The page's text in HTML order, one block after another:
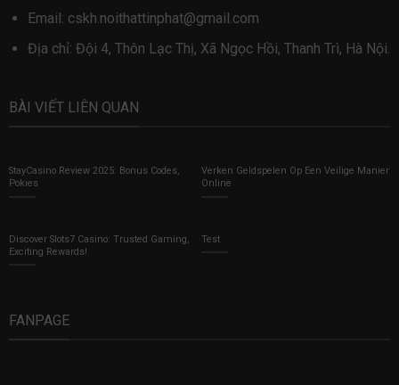
Email: cskh.noithattinphat@gmail.com
Địa chỉ: Đội 4, Thôn Lạc Thị, Xã Ngọc Hồi, Thanh Trì, Hà Nội.
BÀI VIẾT LIÊN QUAN
StayCasino Review 2025: Bonus Codes,
Pokies
Verken Geldspelen Op Een Veilige Manier
Online
Discover Slots7 Casino: Trusted Gaming,
Exciting Rewards!
Test
FANPAGE